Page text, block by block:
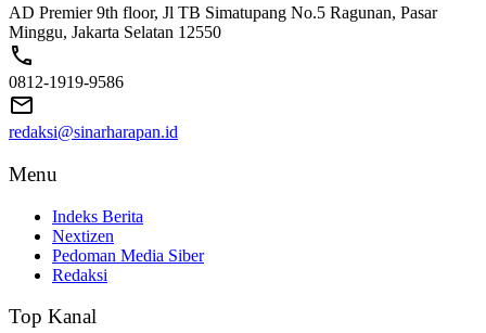
AD Premier 9th floor, Jl TB Simatupang No.5 Ragunan, Pasar
Minggu, Jakarta Selatan 12550
0812-1919-9586
redaksi@sinarharapan.id
Menu
Indeks Berita
Nextizen
Pedoman Media Siber
Redaksi
Top Kanal